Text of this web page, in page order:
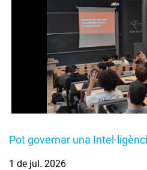
Pot governar una
1 de jul. 2026